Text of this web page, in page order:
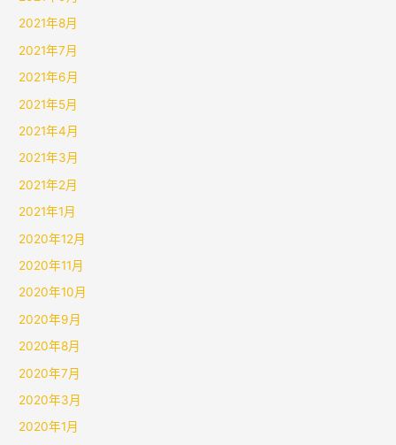
2021年8月
2021年7月
2021年6月
2021年5月
2021年4月
2021年3月
2021年2月
2021年1月
2020年12月
2020年11月
2020年10月
2020年9月
2020年8月
2020年7月
2020年3月
2020年1月